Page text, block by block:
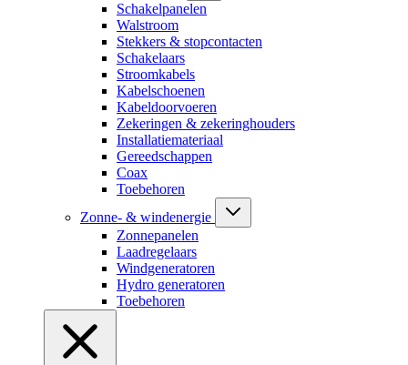
Schakelpanelen
Walstroom
Stekkers & stopcontacten
Schakelaars
Stroomkabels
Kabelschoenen
Kabeldoorvoeren
Zekeringen & zekeringhouders
Installatiemateriaal
Gereedschappen
Coax
Toebehoren
Zonne- & windenergie
Zonnepanelen
Laadregelaars
Windgeneratoren
Hydro generatoren
Toebehoren